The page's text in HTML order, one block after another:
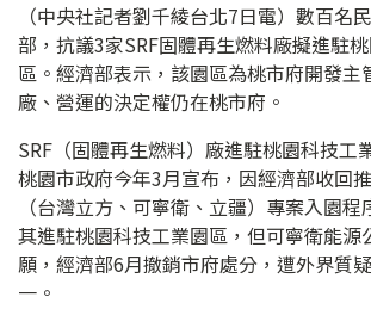
（中央社記者劉千綾台北7日電）數百名
部，抗議3家SRF固體再生燃料廠擬進駐
區。經濟部表示，該園區為桃市府開發主
廠、營運的決定權仍在桃市府。
SRF（固體再生燃料）廠進駐桃園科技工
桃園市政府今年3月宣布，因經濟部收回
（台灣立方、可寧衛、立疆）專案入園
其進駐桃園科技工業園區，但可寧衛能源
願，經濟部6月撤銷市府處分，遭外界質
一。